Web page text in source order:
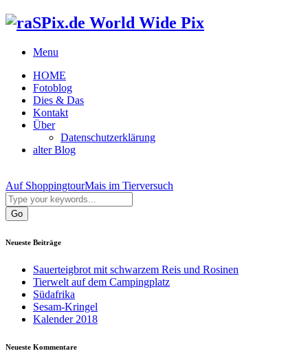
World Wide Pix
Menu
HOME
Fotoblog
Dies & Das
Kontakt
Über
Datenschutzerklärung
alter Blog
Auf ShoppingtourMais im Tierversuch
Neueste Beiträge
Sauerteigbrot mit schwarzem Reis und Rosinen
Tierwelt auf dem Campingplatz
Südafrika
Sesam-Kringel
Kalender 2018
Neueste Kommentare